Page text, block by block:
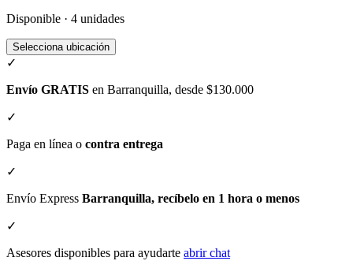
Disponible · 4 unidades
Selecciona ubicación
✓
Envío GRATIS en Barranquilla, desde $130.000
✓
Paga en línea o contra entrega
✓
Envío Express Barranquilla, recíbelo en 1 hora o menos
✓
Asesores disponibles para ayudarte abrir chat